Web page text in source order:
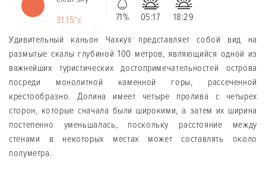
31.15°c
71% 05:17
18:29
Удивительный каньон Чаxкух представляет собой вид на
размытые скалы глубиной 100 метров, являющийся одной из
важнейших туристических достопримечательностей острова
посреди монолитной каменной горы, рассеченной
крестообразно. Долина имеет четыре пролива с четырех
сторон, которые сначала были широкими, а затем их ширина
постепенно уменьшалась, поскольку расстояние между
стенами в некоторых местах может составлять около
полуметра.